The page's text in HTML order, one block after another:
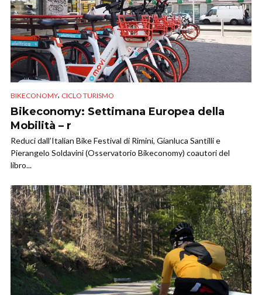
BIKECONOMY, CICLO TURISMO
Bikeconomy: Settimana Europea della
Mobilità – r
Reduci dall’Italian Bike Festival di Rimini, Gianluca Santilli e
Pierangelo Soldavini (Osservatorio Bikeconomy) coautori del
libro...